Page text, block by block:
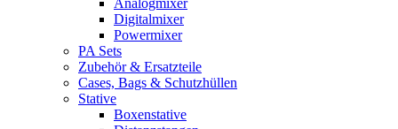
Analogmixer
Digitalmixer
Powermixer
PA Sets
Zubehör & Ersatzteile
Cases, Bags & Schutzhüllen
Stative
Boxenstative